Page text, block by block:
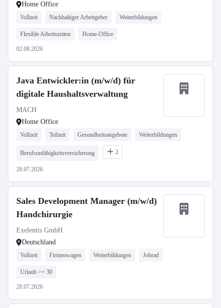
Home Office
Vollzeit Nachhaltiger Arbeitgeber Weiterbildungen
Flexible Arbeitszeiten Home-Office
02.08.2026
Java Entwickler:in (m/w/d) für
digitale Haushaltsverwaltung
MACH
Home Office
Vollzeit Teilzeit Gesundheitsangebote Weiterbildungen
Berufsunfähigkeitsversicherung 2
28.07.2026
Sales Development Manager (m/w/d)
Handchirurgie
Exelentis GmbH
Deutschland
Vollzeit Firmenwagen Weiterbildungen Jobrad
Urlaub >= 30
28.07.2026